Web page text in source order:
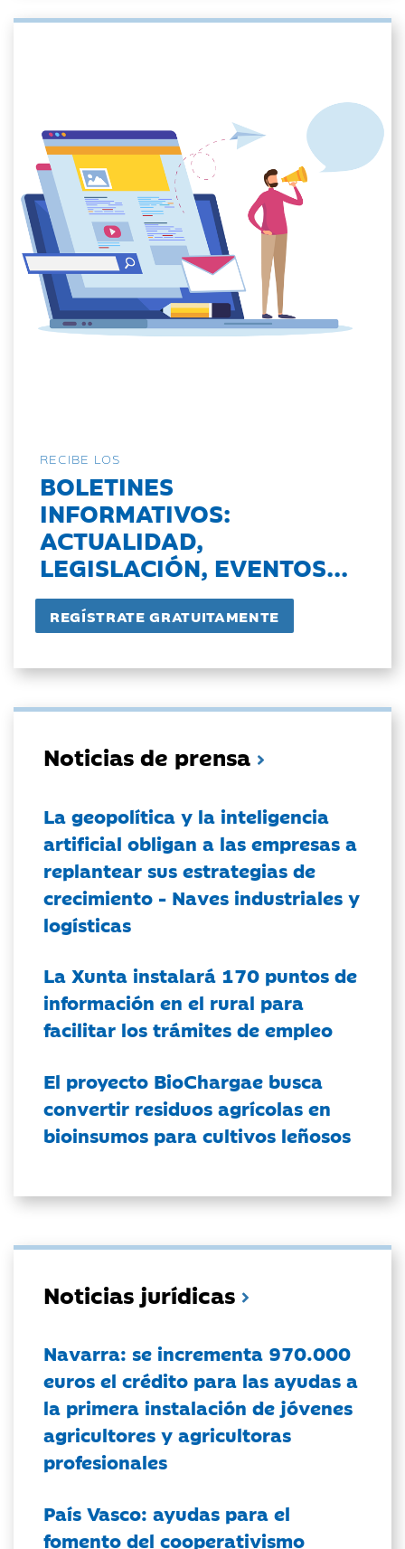
RECIBE LOS
BOLETINES
INFORMATIVOS:
ACTUALIDAD,
LEGISLACIÓN, EVENTOS...
Noticias de prensa
La geopolítica y la inteligencia
artificial obligan a las empresas a
replantear sus estrategias de
crecimiento - Naves industriales y
logísticas
La Xunta instalará 170 puntos de
información en el rural para
facilitar los trámites de empleo
El proyecto BioChargae busca
convertir residuos agrícolas en
bioinsumos para cultivos leñosos
Noticias jurídicas
Navarra: se incrementa 970.000
euros el crédito para las ayudas a
la primera instalación de jóvenes
agricultores y agricultoras
profesionales
País Vasco: ayudas para el
fomento del cooperativismo